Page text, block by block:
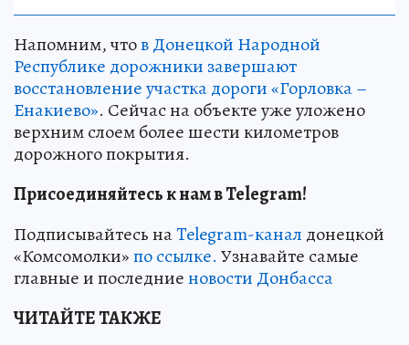
Напомним, чтов Донецкой Народной
Республике дорожники завершают
восстановление участка дороги «Горловка –
Енакиево». Сейчас на объекте уже уложено
верхним слоем более шести километров
дорожного покрытия.
Присоединяйтесь к нам в Telegram!
Подписывайтесь наTelegram-канал донецкой
«Комсомолки»по ссылке. Узнавайте самые
главные и последниеновости Донбасса
ЧИТАЙТЕ ТАКЖЕ